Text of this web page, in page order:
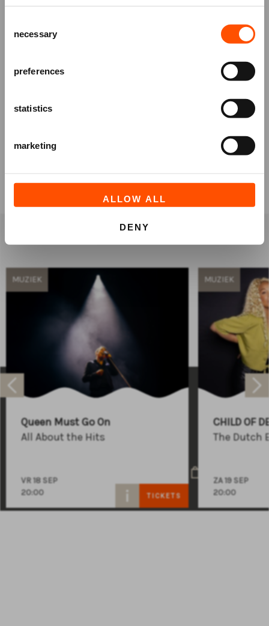
Selection
necessary
preferences
statistics
marketing
ALLOW ALL
DENY
ZET MIJ OP WACHTLIJST
MUZIEK
Queen Must Go On
All About the Hits
VR 18 SEP
20:00
TICKETS
MUZIEK
CHILD OF
The Dutch
ZA 19 SEP
20:00
+31 (0)591 - 850 856
info@atlastheater.nl
en speciale aanbiedingen!